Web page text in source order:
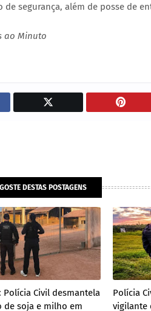
de segurança, além de posse de
ao Minuto
DESTAS POSTAGENS
Polícia Civil desmantela
de soja e milho em
Polícia
vigilante